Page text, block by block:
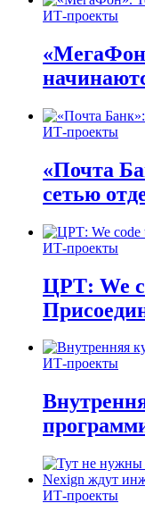
ИТ-проекты
ИТ-проекты
«Почта
сетью
ИТ-проекты
ЦРТ: We
ИТ-проекты
ИТ-проекты